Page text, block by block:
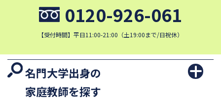
0120-926-061
【受付時間】平日11:00-21:00（土19:00まで/日祝休）
名門大学出身の
家庭教師を探す